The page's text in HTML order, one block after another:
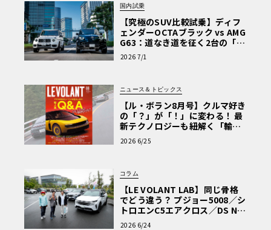
国内試乗
【究極のSUV比較試乗】ディフ
ェンダーOCTAブラック vs AMG
G63：道なき道を征く2台の「対
極的アプローチ」
2026 7/1
ニュース＆トピックス
【ル・ボラン8月号】クルマ好き
の「？」が「！」に変わる！ 最
新テクノロジーも紐解く「輸入
車Q&A」
2026 6/25
コラム
【LE VOLANT LAB】同じ骨格
でどう違う？ プジョー5008／シ
トロエンC5エアクロス／DS Nº4
読者一気乗りレポート
2026 6/24